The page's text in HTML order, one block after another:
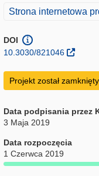
(odnośnik otworzy
Strona internetowa
DOI
10.3030/821046
Projekt został zamknięty
Data podpisania przez
3 Maja 2019
Data rozpoczęcia
1 Czerwca 2019